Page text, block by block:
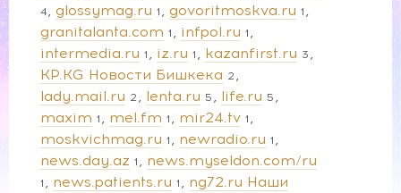
4 glossymag.ru 1 govoritmoskva.ru 1
granitalanta.com 1 infpol.ru 1
intermedia.ru 1 iz.ru 1 kazanfirst.ru 3
KP.KG Новости Бишкека 2
lady.mail.ru 2 lenta.ru 5 life.ru 5
maxim 1 mel.fm 1 mir24.tv 1
moskvichmag.ru 1 newradio.ru 1
news.day.az 1 news.myseldon.com/ru
1 news.patients.ru 1
ng72.ru Наши